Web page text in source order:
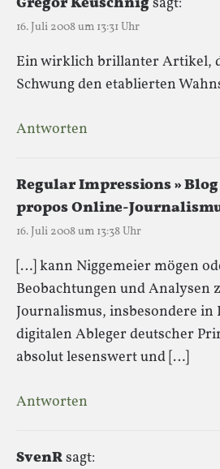
16. Juli 2008 um 13:31 Uhr
Ein wirklich brillanter Artikel,
Schwung den etablierten
Antworten
Regular Impressions »
propos Online-
16. Juli 2008 um 13:38 Uhr
[…] kann Niggemeier mögen
Beobachtungen und Analysen
Journalismus, insbesondere in
digitalen Ableger deutscher
absolut lesenswert und […]
Antworten
SvenRsagt: